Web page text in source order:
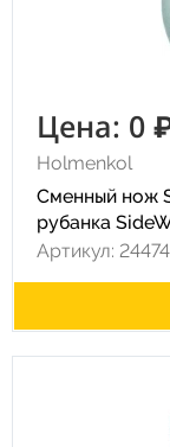
Цена: 0
Holmenkol
Сменный нож
рубанка
Артикул: 24474